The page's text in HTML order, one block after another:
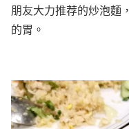
朋友大力推荐的炒泡麵
的胃。